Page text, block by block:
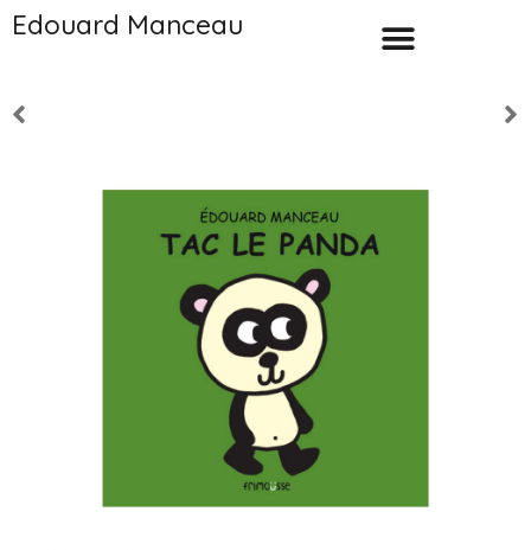
Edouard Manceau